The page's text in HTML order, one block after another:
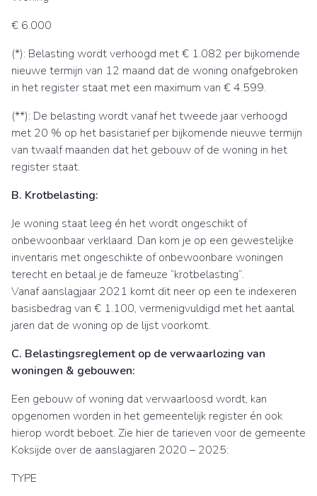
€ 6.000
(*): Belasting wordt verhoogd met € 1.082 per bijkomende
nieuwe termijn van 12 maand dat de woning onafgebroken
in het register staat met een maximum van € 4.599.
(**): De belasting wordt vanaf het tweede jaar verhoogd
met 20 % op het basistarief per bijkomende nieuwe termijn
van twaalf maanden dat het gebouw of de woning in het
register staat.
B. Krotbelasting:
Je woning staat leeg én het wordt ongeschikt of
onbewoonbaar verklaard. Dan kom je op een gewestelijke
inventaris met ongeschikte of onbewoonbare woningen
terecht en betaal je de fameuze “krotbelasting”.
Vanaf aanslagjaar 2021 komt dit neer op een te indexeren
basisbedrag van € 1.100, vermenigvuldigd met het aantal
jaren dat de woning op de lijst voorkomt.
C. Belastingsreglement op de verwaarlozing van
woningen & gebouwen:
Een gebouw of woning dat verwaarloosd wordt, kan
opgenomen worden in het gemeentelijk register én ook
hierop wordt beboet. Zie hier de tarieven voor de gemeente
Koksijde over de aanslagjaren 2020 – 2025:
TYPE